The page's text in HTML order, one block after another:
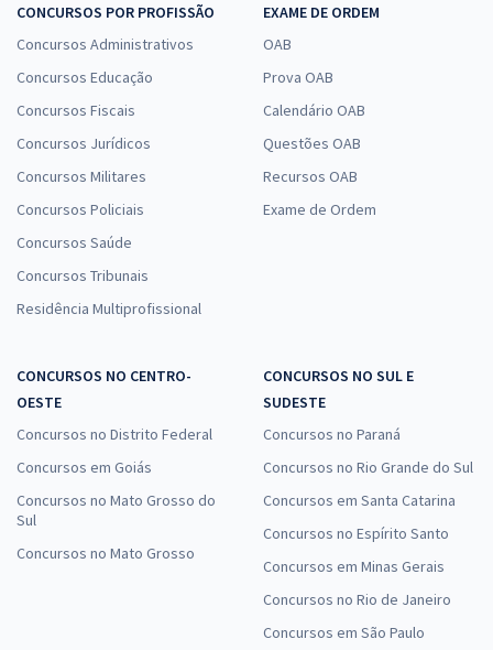
CONCURSOS POR PROFISSÃO
Concursos Administrativos
Concursos Educação
Concursos Fiscais
Concursos Jurídicos
Concursos Militares
Concursos Policiais
Concursos Saúde
Concursos Tribunais
Residência Multiprofissional
EXAME DE ORDEM
OAB
Prova OAB
Calendário OAB
Questões OAB
Recursos OAB
Exame de Ordem
CONCURSOS NO CENTRO-
OESTE
Concursos no Distrito Federal
Concursos em Goiás
Concursos no Mato Grosso do
Sul
Concursos no Mato Grosso
CONCURSOS NO SUL E
SUDESTE
Concursos no Paraná
Concursos no Rio Grande do Sul
Concursos em Santa Catarina
Concursos no Espírito Santo
Concursos em Minas Gerais
Concursos no Rio de Janeiro
Concursos em São Paulo